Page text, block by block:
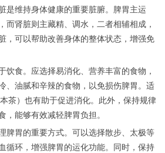
是维持身体健康的重要脏腑。脾胃主运
而肾脏则主藏精、调水，二者相辅相成，
，可以帮助改善身体的整体状态，增强免
饮食。应选择易消化、营养丰富的食物，
、油腻和辛辣的食物，以免损伤脾胃。适
茶）也有助于促进消化。此外，保持规律
，能够有效减轻脾胃负担。
脾胃的重要方式。可以选择散步、太极等
循环，增强脾胃的运化功能。同时，保持